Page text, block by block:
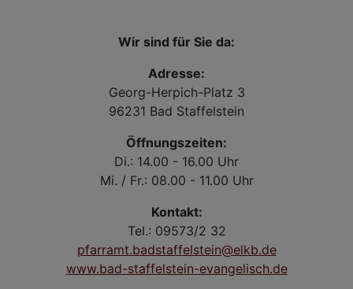
Wir sind für Sie da:
Adresse:
Georg-Herpich-Platz 3
96231 Bad Staffelstein
Öffnungszeiten:
Di.: 14.00 - 16.00 Uhr
Mi. / Fr.: 08.00 - 11.00 Uhr
Kontakt:
Tel.: 09573/2 32
pfarramt.badstaffelstein@elkb.de
www.bad-staffelstein-evangelisch.de